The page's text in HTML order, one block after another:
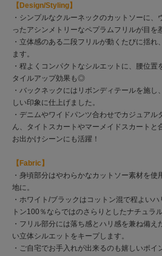
【Design/Styling】
・シンプルなクルーネックのカットソーに、
ったアシンメトリーなペプラムフリルが目を
・立体感のある二段フリルが動くたびに揺れ
ます。
・程よくコンパクトなシルエットに、腰位置
タイルアップ効果も◎
・バックネックにはリボンディテールを施し
しい印象に仕上げました。
・デニムやワイドパンツ合わせでカジュア
ん、タイトスカートやマーメイドスカートと
お出かけシーンにも活躍！
【Fabric】
・身頃部分はやわらかなカットソー素材を
地に。
・ホワイト/ブラックはコットン混で程よい
トン100％ならではのさらりとしたナチュラ
・フリル部分には落ち感とハリ感を兼ね備え
い立体シルエットをキープします。
・ご自宅でお手入れが出来るのも嬉しいポイ